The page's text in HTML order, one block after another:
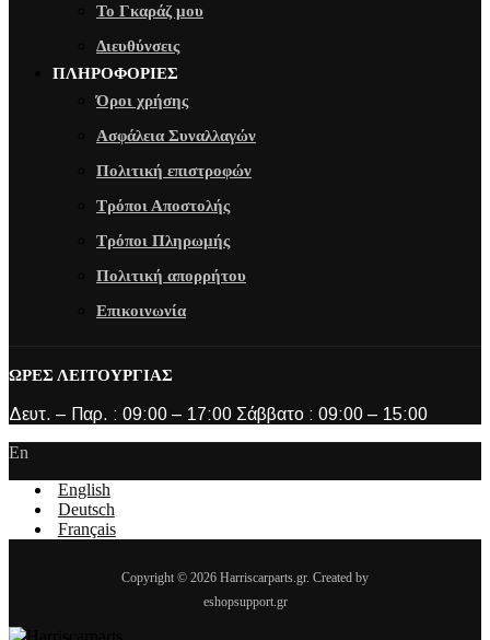
Το Γκαράζ μου
Διευθύνσεις
ΠΛΗΡΟΦΟΡΙΕΣ
Όροι χρήσης
Ασφάλεια Συναλλαγών
Πολιτική επιστροφών
Τρόποι Αποστολής
Τρόποι Πληρωμής
Πολιτική απορρήτου
Επικοινωνία
ΩΡΕΣ ΛΕΙΤΟΥΡΓΙΑΣ
Δευτ. – Παρ. : 09:00 – 17:00 Σάββατο : 09:00 – 15:00
En
English
Deutsch
Français
Copyright © 2026 Harriscarparts.gr. Created by
eshopsupport.gr